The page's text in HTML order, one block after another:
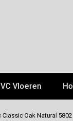
Vloeren
Oak Natural 5802